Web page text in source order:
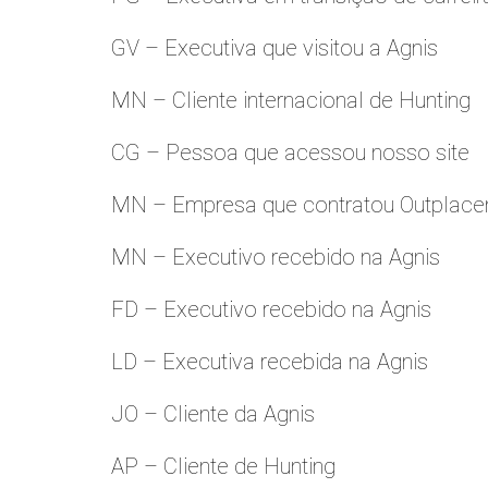
GV – Executiva que visitou a Agnis
MN – Cliente internacional de Hunting
CG – Pessoa que acessou nosso site
MN – Empresa que contratou
MN – Executivo recebido na Agnis
FD – Executivo recebido na Agnis
LD – Executiva recebida na Agnis
JO – Cliente da Agnis
AP – Cliente de Hunting